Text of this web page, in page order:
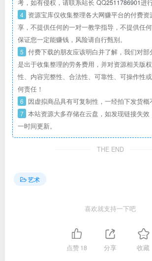
考，如有侵权，请联系站长 QQ2511786901进
4 资源宝库仅收集整理各大网赚平台的付费资
享，不提供任何的一对一教学指导，不提供任
保证您一定能赚钱，风险请自行甄别。
5 付费下载的朋友应该明白并了解，我们对部
是出于收集整理的劳务费用，并对资源相关版
性、内容完整性、合法性、可靠性、可操作性
何责任！
6 因虚拟商品具有可复制性，一经拍下发货概
7 本站资源大多存储在云盘，如发现链接失效
一时间更新。
THE END
艺术
喜欢就支持一下吧
点赞18 分享 收藏